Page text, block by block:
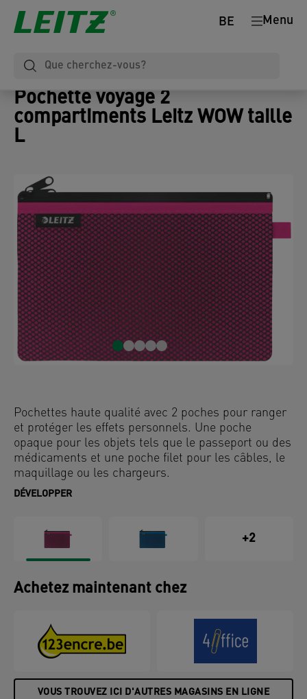
Menu
BE
Pochette voyage 2
compartiments Leitz WOW taille
L
Pochettes haute qualité avec 2 poches pour ranger
et protéger les effets personnels. Une poche
opaque pour les objets tels que le passeport ou des
médicaments et une poche filet pour les câbles, le
maquillage ou les chargeurs.
DÉVELOPPER
+2
Achetez maintenant chez
VOUS TROUVEZ ICI D'AUTRES MAGASINS EN LIGNE